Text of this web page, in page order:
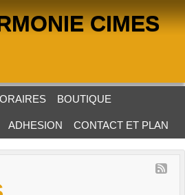
CIMES
BOUTIQUE
ADHESION CONTACT ET PLAN